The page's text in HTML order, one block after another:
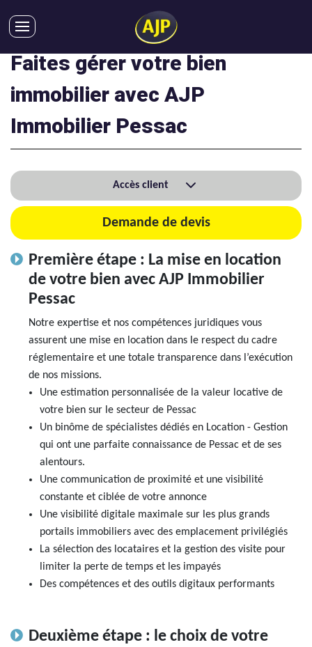
ACHATS
VENTES
GESTION LOCATIVE
SYNDIC
LMNP
IMMOBILIER NEUF
LOCATIONS DE VACANCES
ENTREPRISES
DEVENIR FRANCHISÉ
AJP Actualités
Service Qualité Clients
Faites gérer votre bien
immobilier avec AJP
Immobilier Pessac
Accès client
Demande de devis
Première étape : La mise en location
de votre bien avec AJP Immobilier
Pessac
Notre expertise et nos compétences juridiques vous
assurent une mise en location dans le respect du cadre
réglementaire et une totale transparence dans l’exécution
de nos missions.
Une estimation personnalisée de la valeur locative de
votre bien sur le secteur de Pessac
Un binôme de spécialistes dédiés en Location - Gestion
qui ont une parfaite connaissance de Pessac et de ses
alentours.
Une communication de proximité et une visibilité
constante et ciblée de votre annonce
Une visibilité digitale maximale sur les plus grands
portails immobiliers avec des emplacement privilégiés
La sélection des locataires et la gestion des visite pour
limiter la perte de temps et les impayés
Des compétences et des outils digitaux performants
Deuxième étape : le choix de votre